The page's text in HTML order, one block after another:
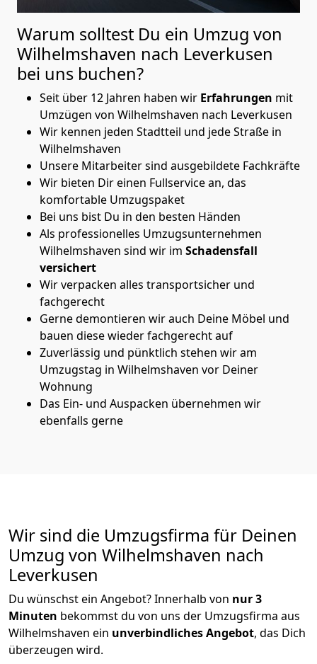
Warum solltest Du ein Umzug von
Wilhelmshaven nach Leverkusen
bei uns buchen?
Seit über 12 Jahren haben wir Erfahrungen mit
Umzügen von Wilhelmshaven nach Leverkusen
Wir kennen jeden Stadtteil und jede Straße in
Wilhelmshaven
Unsere Mitarbeiter sind ausgebildete Fachkräfte
Wir bieten Dir einen Fullservice an, das
komfortable Umzugspaket
Bei uns bist Du in den besten Händen
Als professionelles Umzugsunternehmen
Wilhelmshaven sind wir im Schadensfall
versichert
Wir verpacken alles transportsicher und
fachgerecht
Gerne demontieren wir auch Deine Möbel und
bauen diese wieder fachgerecht auf
Zuverlässig und pünktlich stehen wir am
Umzugstag in Wilhelmshaven vor Deiner
Wohnung
Das Ein- und Auspacken übernehmen wir
ebenfalls gerne
Wir sind die Umzugsfirma für Deinen
Umzug von Wilhelmshaven nach
Leverkusen
Du wünschst ein Angebot? Innerhalb von nur 3
Minuten bekommst du von uns der Umzugsfirma aus
Wilhelmshaven ein unverbindliches Angebot, das Dich
überzeugen wird.